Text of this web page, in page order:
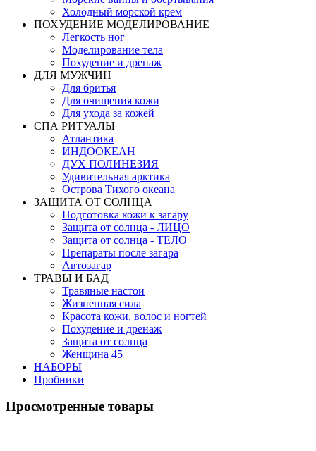
Холодный морской крем
ПОХУДЕНИЕ МОДЕЛИРОВАНИЕ
Легкость ног
Моделирование тела
Похудение и дренаж
ДЛЯ МУЖЧИН
Для бритья
Для очищения кожи
Для ухода за кожей
СПА РИТУАЛЫ
Атлантика
ИНДООКЕАН
ДУХ ПОЛИНЕЗИЯ
Удивительная арктика
Острова Тихого океана
ЗАЩИТА ОТ СОЛНЦА
Подготовка кожи к загару
Защита от солнца - ЛИЦО
Защита от солнца - ТЕЛО
Препараты после загара
Автозагар
ТРАВЫ И БАД
Травяные настои
Жизненная сила
Красота кожи, волос и ногтей
Похудение и дренаж
Защита от солнца
Женщина 45+
НАБОРЫ
Пробники
Просмотренные товары